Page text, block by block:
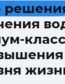
решени
ения во
ум-класс
ышения
ня жизн